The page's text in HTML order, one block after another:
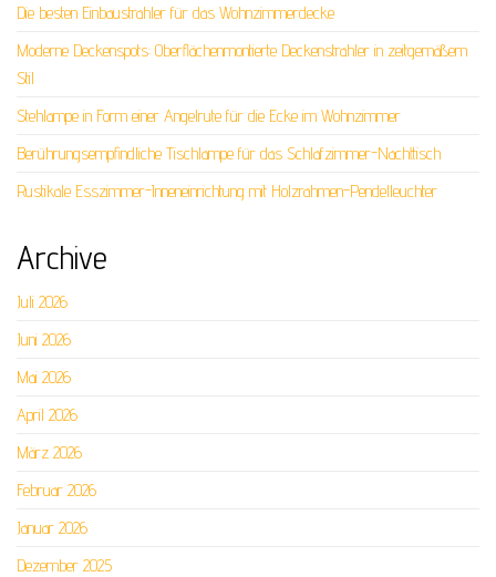
Die besten Einbaustrahler für das Wohnzimmerdecke
Moderne Deckenspots: Oberflächenmontierte Deckenstrahler in zeitgemäßem
Stil
Stehlampe in Form einer Angelrute für die Ecke im Wohnzimmer
Berührungsempfindliche Tischlampe für das Schlafzimmer-Nachttisch
Rustikale Esszimmer-Inneneinrichtung mit Holzrahmen-Pendelleuchter
Archive
Juli 2026
Juni 2026
Mai 2026
April 2026
März 2026
Februar 2026
Januar 2026
Dezember 2025